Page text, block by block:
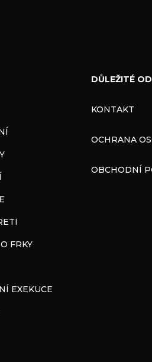
FRKY
EXEKUCE
DŮLEŽITÉ
KONTAKT
OCHRANA
OBCHODNÍ